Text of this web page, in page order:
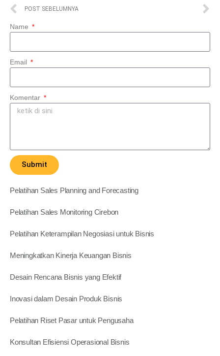
POST SEBELUMNYA
Name
Email
Komentar
Submit
Pelatihan Sales Planning and Forecasting
Pelatihan Sales Monitoring Cirebon
Pelatihan Keterampilan Negosiasi untuk Bisnis
Meningkatkan Kinerja Keuangan Bisnis
Desain Rencana Bisnis yang Efektif
Inovasi dalam Desain Produk Bisnis
Pelatihan Riset Pasar untuk Pengusaha
Konsultan Efisiensi Operasional Bisnis